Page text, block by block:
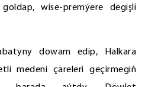
wise-premýere degişli
dowam edip, Halkara
medeni çäreleri geçirmegiň